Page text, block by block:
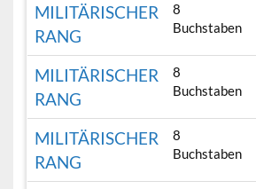
MILITÄRISCHER
RANG
8
Buchstaben
MILITÄRISCHER
RANG
8
Buchstaben
MILITÄRISCHER
RANG
8
Buchstaben